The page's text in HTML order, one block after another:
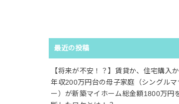
最近の投稿
【将来が不安！？】賃貸か、住宅購入か
年収200万円台の母子家庭（シングルマ
ー）が新築マイホーム総金額1800万円